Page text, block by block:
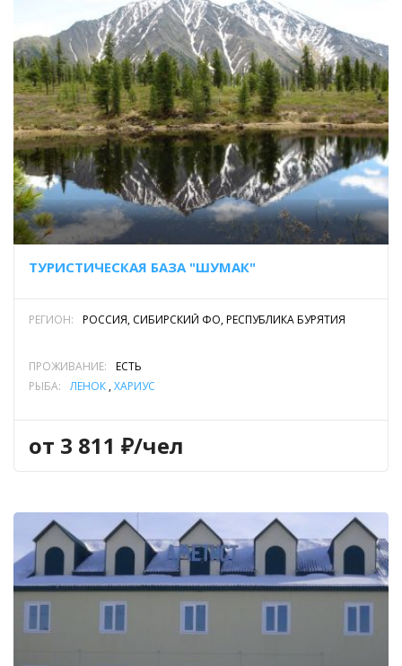
лучшем его проявлении! Вам нужно лишь сесть в поезд или
самолёт прибыть в Улан-Удэ или Иркутск, после все заботы
ложатся на нас, мы обеспечим Вас всем необходимым для
отличного отдыха.
Дикая рыбалка на Байкале – это просто!
ТУРИСТИЧЕСКАЯ БАЗА "ШУМАК"
РЕГИОН: РОССИЯ, СИБИРСКИЙ ФО, РЕСПУБЛИКА БУРЯТИЯ
ПРОЖИВАНИЕ:
ЕСТЬ
РЫБА:
ЛЕНОК ,ХАРИУС
от 3 811 ₽/чел